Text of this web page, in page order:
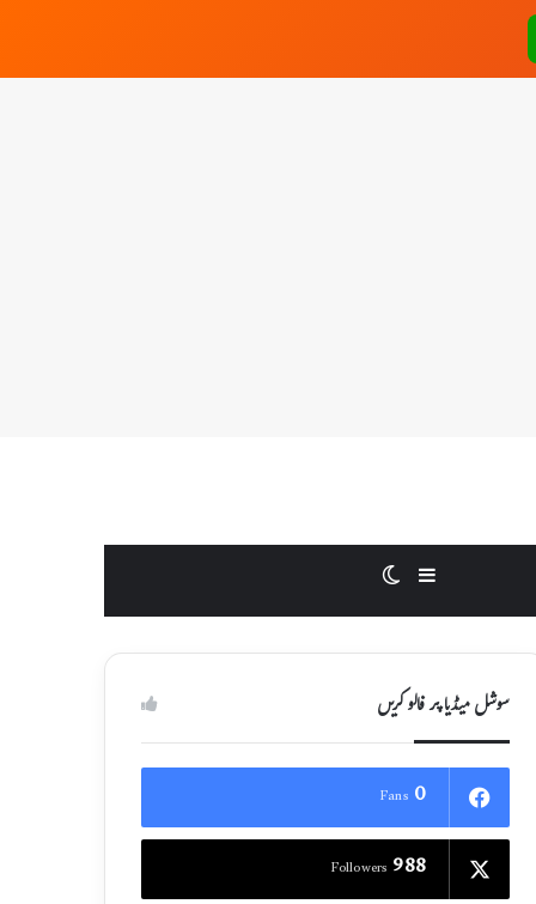
Sidebar
سوشل میڈیا پر فالو کریں
0
Fans
988
Followers